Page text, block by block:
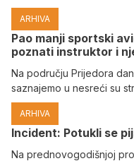
ARHIVA
Pao manji sportski
poznati instruktor i
Na području Prijedora
saznajemo u nesreći su
ARHIVA
Incident: Potukli se
Na prednovogodišnjoj